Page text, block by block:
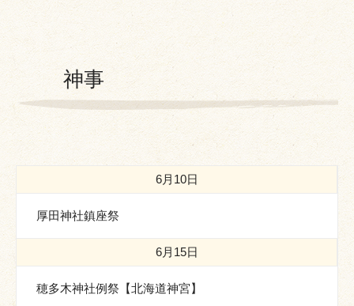
神事
6月10日
厚田神社鎮座祭
6月15日
穂多木神社例祭【北海道神宮】